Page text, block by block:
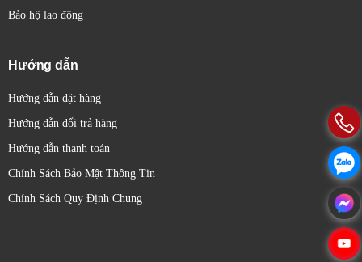
Bảo hộ lao động
Hướng dẫn
Hướng dẫn đặt hàng
Hướng dẫn đổi trả hàng
Hướng dẫn thanh toán
Chính Sách Bảo Mật Thông Tin
Chính Sách Quy Định Chung